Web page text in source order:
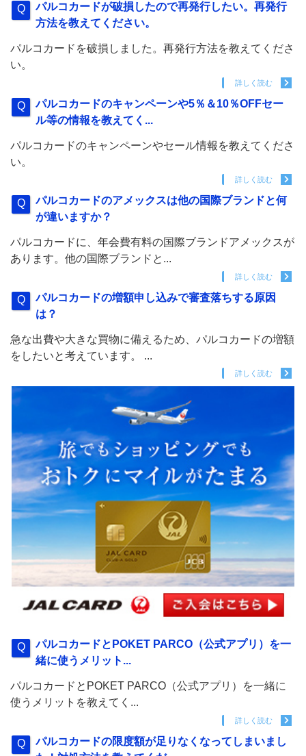
パルコカードが破損したので再発行したい。再発行
方法を教えてください。
パルコカードを破損しました。再発行方法を教えてくださ
い。
詳しく読む
パルコカードのキャンペーンや5％＆10％OFFセー
ル等の情報を教えてく...
パルコカードのキャンペーンやセール情報を教えてくださ
い。
詳しく読む
パルコカードのアメックスは他の国際ブランドと何
が違いますか？
パルコカードに、年会費有料の国際ブランドアメックスが
あります。他の国際ブランドと...
詳しく読む
パルコカードの増額申し込みで審査落ちする原因
は？
急な出費や大きな買物に備えるため、パルコカードの増額
をしたいと考えています。 ...
詳しく読む
パルコカードとPOKET PARCO（公式アプリ）を一
緒に使うメリット...
パルコカードとPOKET PARCO（公式アプリ）を一緒に
使うメリットを教えてく...
詳しく読む
パルコカードの限度額が足りなくなってしまいまし